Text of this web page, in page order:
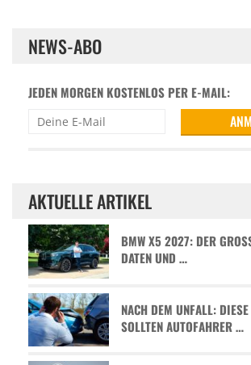
NEWS-ABO
JEDEN MORGEN KOSTENLOS PER E-MAIL:
AKTUELLE ARTIKEL
BMW X5 2027: DER
ATEN UND …
NACH DEM UNFALL:
SOLLTEN AUTOFAHRER …